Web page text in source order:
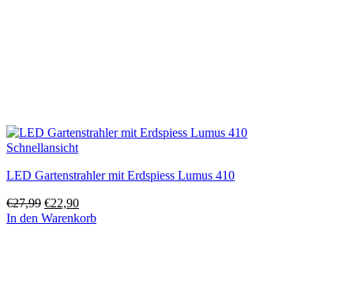
Schnellansicht
LED Gartenstrahler mit Erdspiess Lumus 410
€27,99 Ursprünglicher
Preis
€22,90Aktueller
Preis
In den Warenkorb